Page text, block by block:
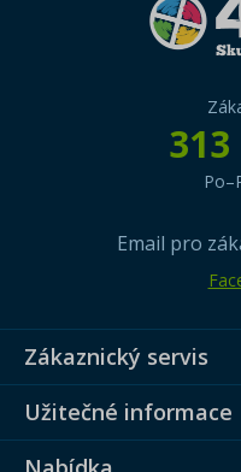
313
Email pro
Zákaznický servis
Užitečné informace